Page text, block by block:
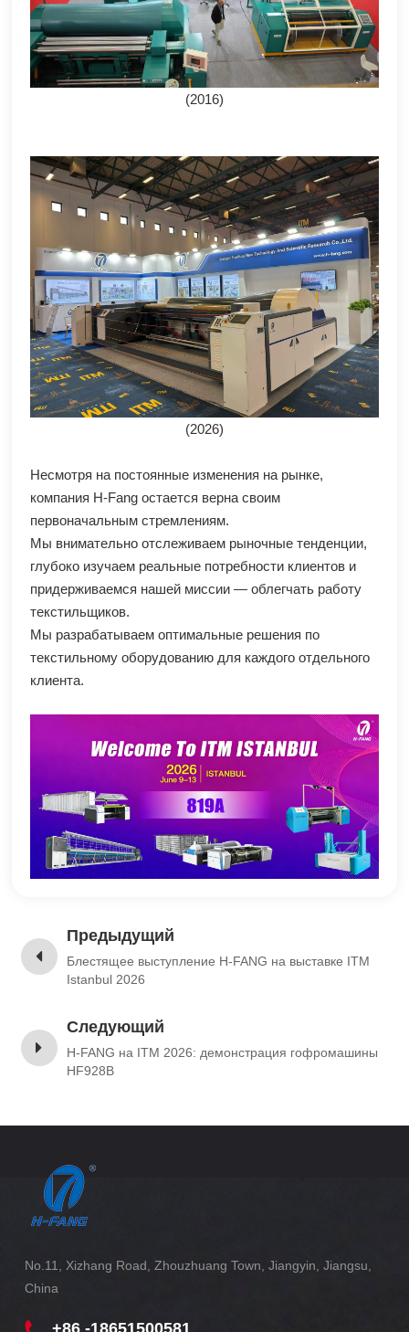
(2016)
(2026)
Несмотря на постоянные изменения на рынке,
компания H-Fang остается верна своим
первоначальным стремлениям.
Мы внимательно отслеживаем рыночные тенденции,
глубоко изучаем реальные потребности клиентов и
придерживаемся нашей миссии — облегчать работу
текстильщиков.
Мы разрабатываем оптимальные решения по
текстильному оборудованию для каждого отдельного
клиента.
Предыдущий
Блестящее выступление H-FANG на выставке ITM
Istanbul 2026
Следующий
H-FANG на ITM 2026: демонстрация гофромашины
HF928B
No.11, Xizhang Road, Zhouzhuang Town, Jiangyin, Jiangsu,
China
+86 -18651500581